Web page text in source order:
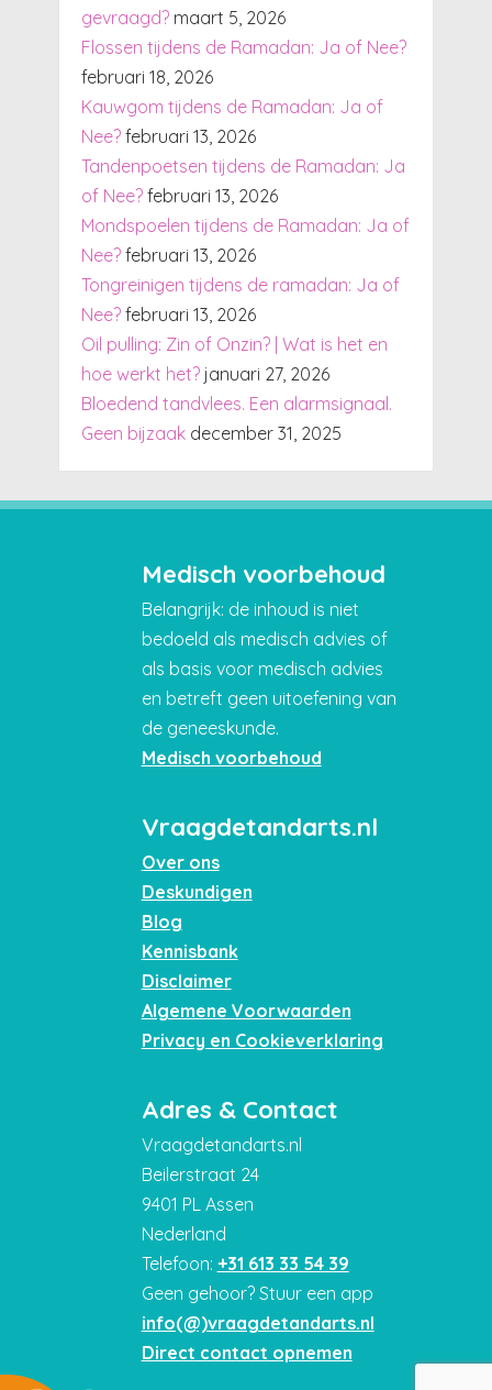
gevraagd? maart 5, 2026
Flossen tijdens de Ramadan: Ja of Nee?
februari 18, 2026
Kauwgom tijdens de Ramadan: Ja of
Nee? februari 13, 2026
Tandenpoetsen tijdens de Ramadan: Ja
of Nee? februari 13, 2026
Mondspoelen tijdens de Ramadan: Ja of
Nee? februari 13, 2026
Tongreinigen tijdens de ramadan: Ja of
Nee? februari 13, 2026
Oil pulling: Zin of Onzin? | Wat is het en
hoe werkt het? januari 27, 2026
Bloedend tandvlees. Een alarmsignaal.
Geen bijzaak december 31, 2025
Medisch voorbehoud
Belangrijk: de inhoud is niet
bedoeld als medisch advies of
als basis voor medisch advies
en betreft geen uitoefening van
de geneeskunde.
Medisch voorbehoud
Vraagdetandarts.nl
Over ons
Deskundigen
Blog
Kennisbank
Disclaimer
Algemene Voorwaarden
Privacy en Cookieverklaring
Adres & Contact
Vraagdetandarts.nl
Beilerstraat 24
9401 PL Assen
Nederland
Telefoon: +31 613 33 54 39
Geen gehoor? Stuur een app
info(@)vraagdetandarts.nl
Direct contact opnemen